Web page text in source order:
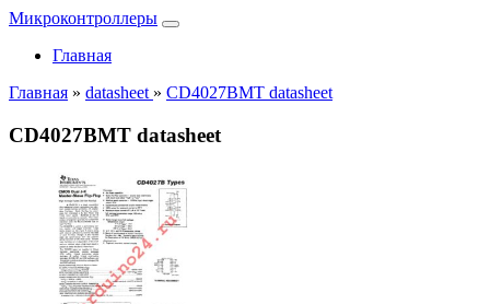
Микроконтроллеры
Главная
Главная » datasheet » CD4027BMT datasheet
CD4027BMT datasheet